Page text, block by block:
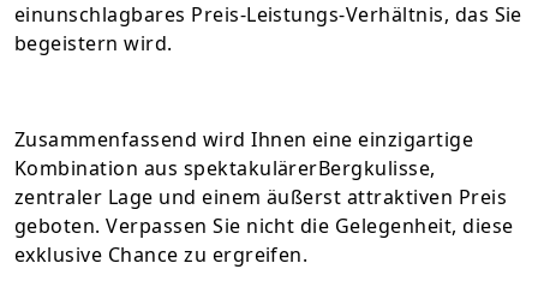
einunschlagbares Preis-Leistungs-Verhältnis, das Sie
begeistern wird.
Zusammenfassend wird Ihnen eine einzigartige
Kombination aus spektakulärerBergkulisse,
zentraler Lage und einem äußerst attraktiven Preis
geboten. Verpassen Sie nicht die Gelegenheit, diese
exklusive Chance zu ergreifen.